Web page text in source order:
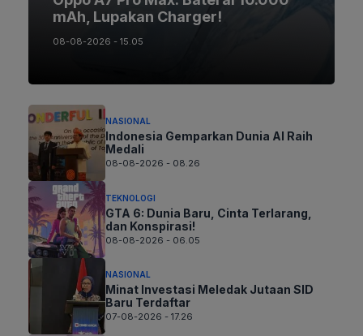
mAh, Lupakan Charger!
08-08-2026 - 15.05
NASIONAL
Indonesia Gemparkan Dunia AI Raih
Medali
08-08-2026 - 08.26
TEKNOLOGI
GTA 6: Dunia Baru, Cinta Terlarang,
dan Konspirasi!
08-08-2026 - 06.05
NASIONAL
Minat Investasi Meledak Jutaan SID
Baru Terdaftar
07-08-2026 - 17.26